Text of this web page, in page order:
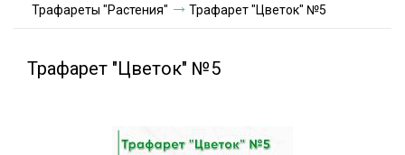
Контакты
Трафареты "Растения"
Трафарет "Цветок" №5
Трафарет "Цветок" №5